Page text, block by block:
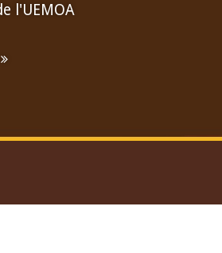
l'UEMOA